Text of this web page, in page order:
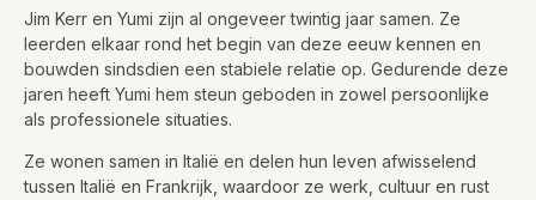
Jim Kerr en Yumi zijn al ongeveer twintig jaar samen. Ze
leerden elkaar rond het begin van deze eeuw kennen en
bouwden sindsdien een stabiele relatie op. Gedurende deze
jaren heeft Yumi hem steun geboden in zowel persoonlijke
als professionele situaties.
Ze wonen samen in Italië en delen hun leven afwisselend
tussen Italië en Frankrijk, waardoor ze werk, cultuur en rust